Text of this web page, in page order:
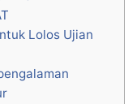
Lolos Ujian